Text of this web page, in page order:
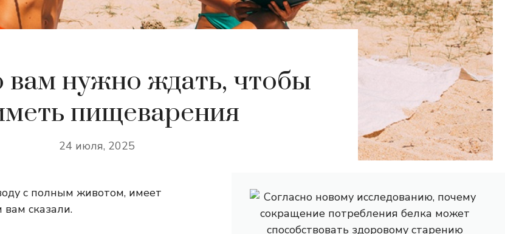
вам нужно ждать, чтобы
пищеварения
24 июля, 2025
с полным животом, имеет
вам сказали.